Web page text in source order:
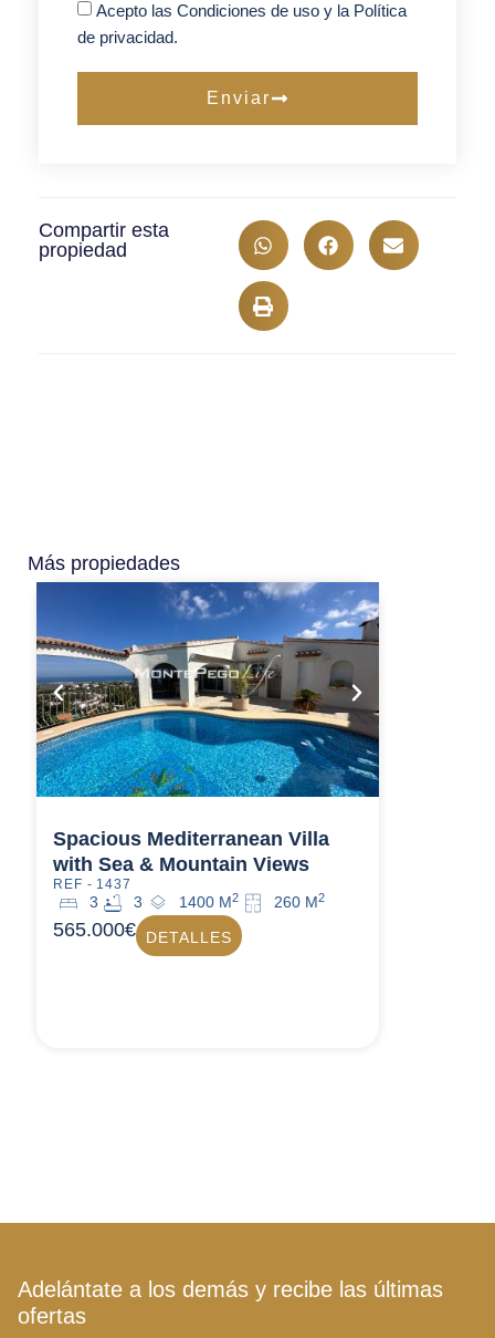
Acepto las Condiciones de uso y la Política
de privacidad.
Enviar
Compartir esta
propiedad
Más propiedades
Spacious Mediterranean Villa
with Sea & Mountain Views
REF - 1437
3 3 1400 M2 260 M2
565.000€ DETALLES
Adelántate a los demás y recibe las últimas
ofertas